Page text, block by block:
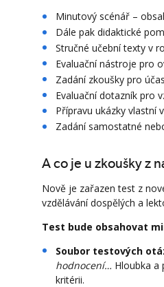
Minutový scénář –
Dále pak didaktické
Stručné učební texty v
Evaluační nástroje pro
Zadání zkoušky pro
Evaluační dotazník pro
Přípravu ukázky vlastní
Zadání samostatné
A co je u zkoušky z
Nově je zařazen test z
vzdělávání dospělých a
Test bude obsahovat
Soubor testových
hodnocení… Hloubka a
kritérii.